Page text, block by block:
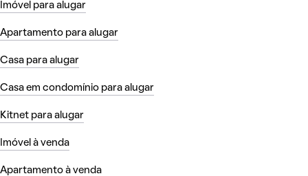
Imóvel para alugar
Apartamento para alugar
Casa para alugar
Casa em condomínio para alugar
Kitnet para alugar
Imóvel à venda
Apartamento à venda